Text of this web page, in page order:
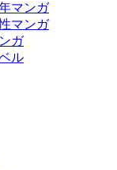
マンガ
マンガ
ガ
ル